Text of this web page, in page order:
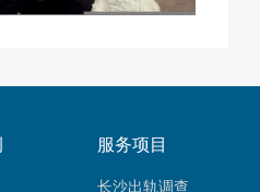
服务项目
长沙出轨调查